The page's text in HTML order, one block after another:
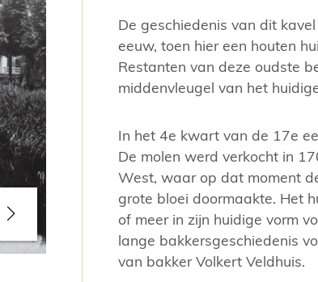
JJ Allanstraat 119-121, 1940. Bron: Zaans
De geschiedenis van dit
eeuw, toen hier een houten
Restanten van deze oudste
middenvleugel van het
In het 4e kwart van de 17e
De molen werd verkocht in
West, waar op dat moment
grote bloei doormaakte. Het
of meer in zijn huidige vorm
lange bakkersgeschiedenis
van bakker Volkert Veldhuis.